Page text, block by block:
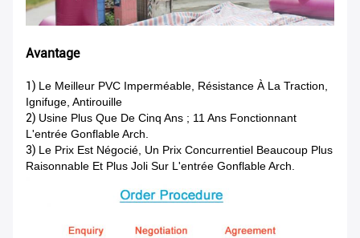
Avantage
1) Le Meilleur PVC Imperméable, Résistance À La Traction,
Ignifuge, Antirouille
2) Usine Plus Que De Cinq Ans ; 11 Ans Fonctionnant
L'entrée Gonflable Arch.
3) Le Prix Est Négocié, Un Prix Concurrentiel Beaucoup Plus
Raisonnable Et Plus Joli Sur L'entrée Gonflable Arch.